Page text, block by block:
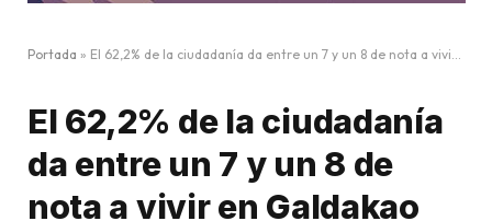
Portada » El 62,2% de la ciudadanía da entre un 7 y un 8 de nota a vivir en Galdakao
El 62,2% de la ciudadanía
da entre un 7 y un 8 de
nota a vivir en Galdakao